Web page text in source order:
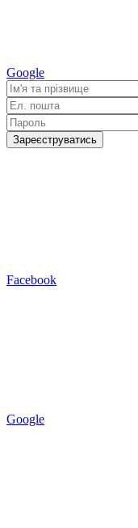
Google
Зареєструватись
Facebook
Google